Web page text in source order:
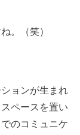
。（笑）
ョンが生まれ
ペースを置い
のコミュニケ